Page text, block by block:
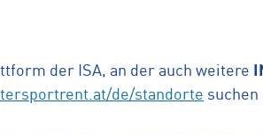
der ISA, an der auch weitere
de/standorte suchen